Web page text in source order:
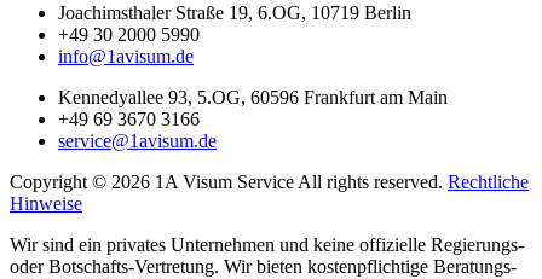
Joachimsthaler Straße 19, 6.OG, 10719 Berlin
+49 30 2000 5990
info@1avisum.de
Kennedyallee 93, 5.OG, 60596 Frankfurt am Main
+49 69 3670 3166
service@1avisum.de
Copyright © 2026 1A Visum Service All rights reserved. Rechtliche
Hinweise
Wir sind ein privates Unternehmen und keine offizielle Regierungs-
oder Botschafts-Vertretung. Wir bieten kostenpflichtige Beratungs-